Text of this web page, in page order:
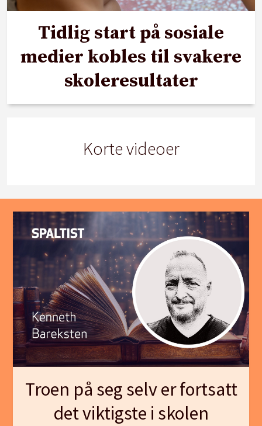
Tidlig start på sosiale
medier kobles til svakere
skoleresultater
Korte videoer
Troen på seg selv er fortsatt
det viktigste i skolen